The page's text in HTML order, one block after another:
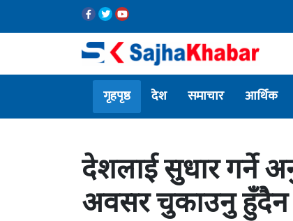
गृहपृष्ठ देश समाचार आर्थिक
देशलाई सुधार गर्ने
अवसर चुकाउनु हुँदैन